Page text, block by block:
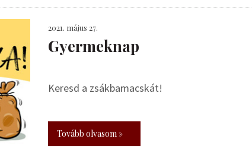
2021. május 27.
Gyermeknap
Keresd a zsákbamacskát!
Tovább olvasom »